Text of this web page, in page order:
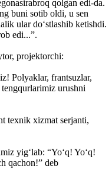
qolgan edi-da.
buni sotib oldi, u sen
ular do‘stlashib ketishdi.
edi...”.
projektorchi:
Polyaklar, frantsuzlar,
urushni
texnik xizmat serjanti,
yig‘lab: “Yo‘q! Yo‘q!
qachon!” deb